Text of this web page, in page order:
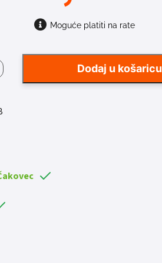
Moguće platiti na rate
Dodaj u košaricu